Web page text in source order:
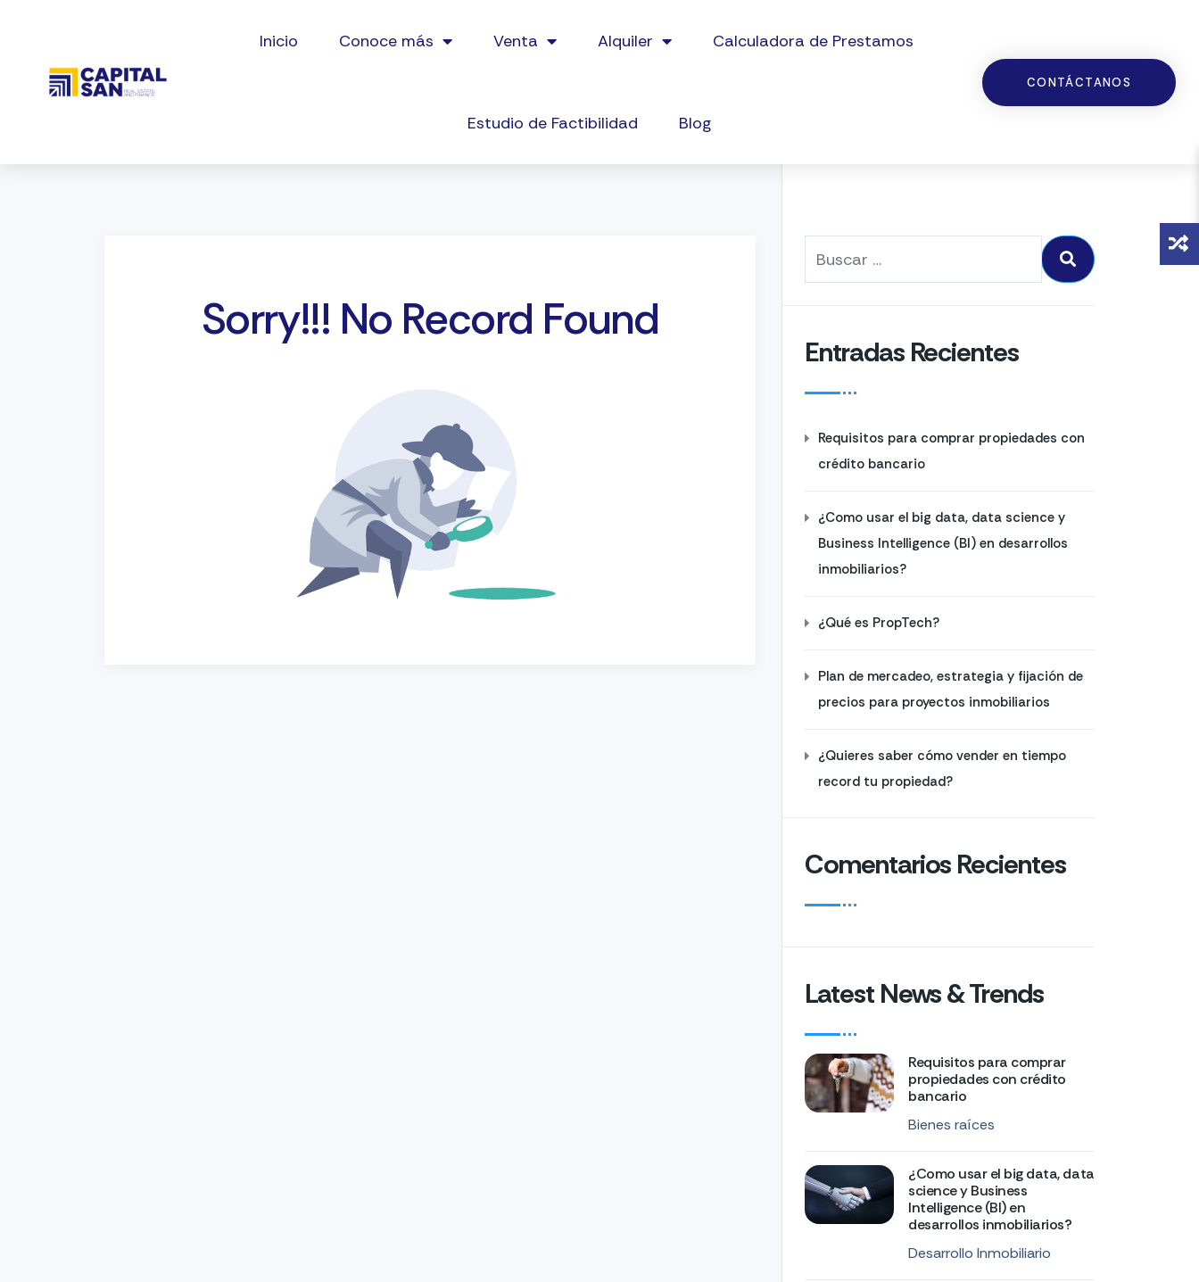
Inicio Conoce más Venta Alquiler Calculadora de Prestamos
Estudio de Factibilidad Blog
CONTÁCTANOS
Sorry!!! No Record Found
Entradas Recientes
Requisitos para comprar propiedades con
crédito bancario
¿Como usar el big data, data science y
Business Intelligence (BI) en desarrollos
inmobiliarios?
¿Qué es PropTech?
Plan de mercadeo, estrategia y fijación de
precios para proyectos inmobiliarios
¿Quieres saber cómo vender en tiempo
record tu propiedad?
Comentarios Recientes
Latest News & Trends
Requisitos para comprar
propiedades con crédito
bancario
Bienes raíces
¿Como usar el big data, data
science y Business
Intelligence (BI) en
desarrollos inmobiliarios?
Desarrollo Inmobiliario